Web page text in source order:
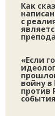
Как
с
«Если
войну
против